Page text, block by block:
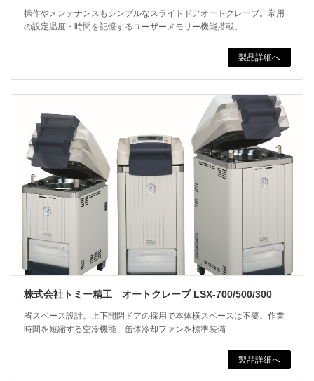
操作やメンテナンスもシンプルなスライドドアオートクレーブ。常用
の設定温度・時間を記憶するユーザーメモリー機能搭載。
製品詳細へ
株式会社トミー精工 オートクレーブ LSX-700/500/300
省スペース設計。上下開閉ドアの採用で本体横スペースは不要。作業
時間を短縮する空冷機能、缶体冷却ファンを標準装備
製品詳細へ